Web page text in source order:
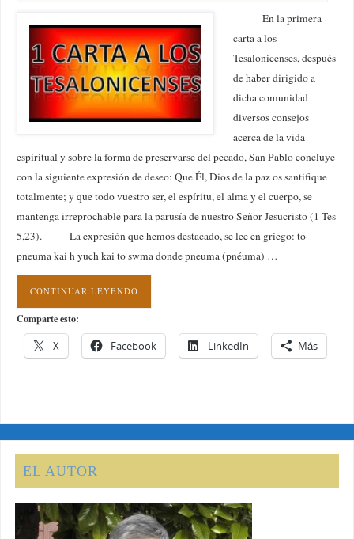
En la primera
carta a los
Tesalonicenses, después
de haber dirigido a
dicha comunidad
diversos consejos
acerca de la vida
espiritual y sobre la forma de preservarse del pecado, San Pablo concluye
con la siguiente expresión de deseo: Que Él, Dios de la paz os santifique
totalmente; y que todo vuestro ser, el espíritu, el alma y el cuerpo, se
mantenga irreprochable para la parusía de nuestro Señor Jesucristo (1 Tes
5,23). La expresión que hemos destacado, se lee en griego: to
pneuma kai h yuch kai to swma donde pneuma (pnéuma) …
CONTINUAR LEYENDO
Comparte esto:
X Facebook LinkedIn Más
EL AUTOR